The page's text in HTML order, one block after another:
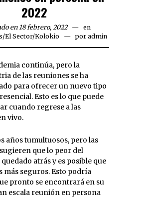
2022
en 18 febrero, 2022
en
/El Sector/Kolokio por admin
de las reuniones se ha
para ofrecer un nuevo tipo
Esto es lo que puede
cuando regrese a las
vivo.
años tumultuosos, pero las
que lo peor del
atrás y es posible que
más seguros. Esto podría
pronto se encontrará en su
escala reunión en persona